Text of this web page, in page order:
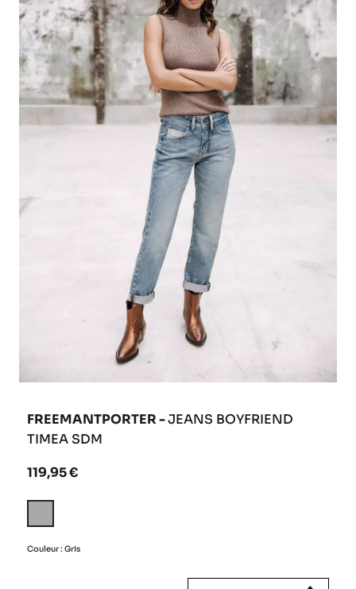
FREEMANTPORTER -JEANS BOYFRIEND
TIMEA SDM
119,95 €
Couleur : Gris